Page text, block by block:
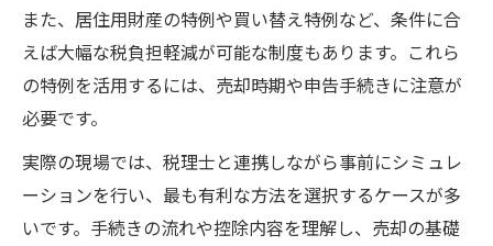
また、居住用財産の特例や買い替え特例など、条件に合
えば大幅な税負担軽減が可能な制度もあります。これら
の特例を活用するには、売却時期や申告手続きに注意が
必要です。
実際の現場では、税理士と連携しながら事前にシミュレ
ーションを行い、最も有利な方法を選択するケースが多
いです。手続きの流れや控除内容を理解し、売却の基礎